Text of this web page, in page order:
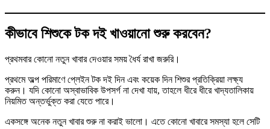
কীভাবে শিশুকে টক দই খাওয়ানো শুরু করবেন?
প্রথমবার কোনো নতুন খাবার দেওয়ার সময় ধৈর্য রাখা জরুরি।
প্রথমে অল্প পরিমাণে প্লেইন টক দই দিন এবং কয়েক দিন শিশুর প্রতিক্রিয়া লক্ষ্য
করুন। যদি কোনো অস্বাভাবিক উপসর্গ না দেখা যায়, তাহলে ধীরে ধীরে খাদ্যতালিকায়
নিয়মিত অন্তর্ভুক্ত করা যেতে পারে।
একসঙ্গে অনেক নতুন খাবার শুরু না করাই ভালো। এতে কোনো খাবারে সমস্যা হলে সেটি